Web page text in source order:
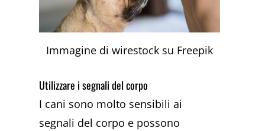
Immagine di wirestock su Freepik
Utilizzare i segnali del corpo
I cani sono molto sensibili ai
segnali del corpo e possono